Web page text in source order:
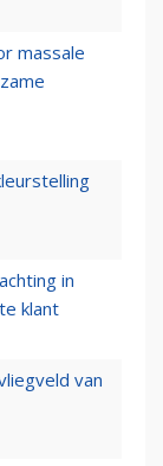
massale
in
klant
van